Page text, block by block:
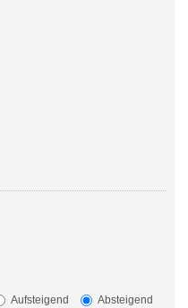
Aufsteigend
Absteigend